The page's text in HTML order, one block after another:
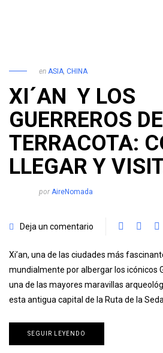
en ASIA, CHINA
XI´AN Y LOS
GUERREROS DE
TERRACOTA:
LLEGAR Y
por AireNomada
Deja un comentario
Xi’an, una de las ciudades más
mundialmente por albergar los icónicos
una de las mayores maravillas
esta antigua capital de la Ruta de la
SEGUIR LEYENDO